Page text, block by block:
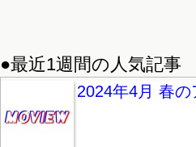
●最近1週間の人気記事
2024年4月 春の